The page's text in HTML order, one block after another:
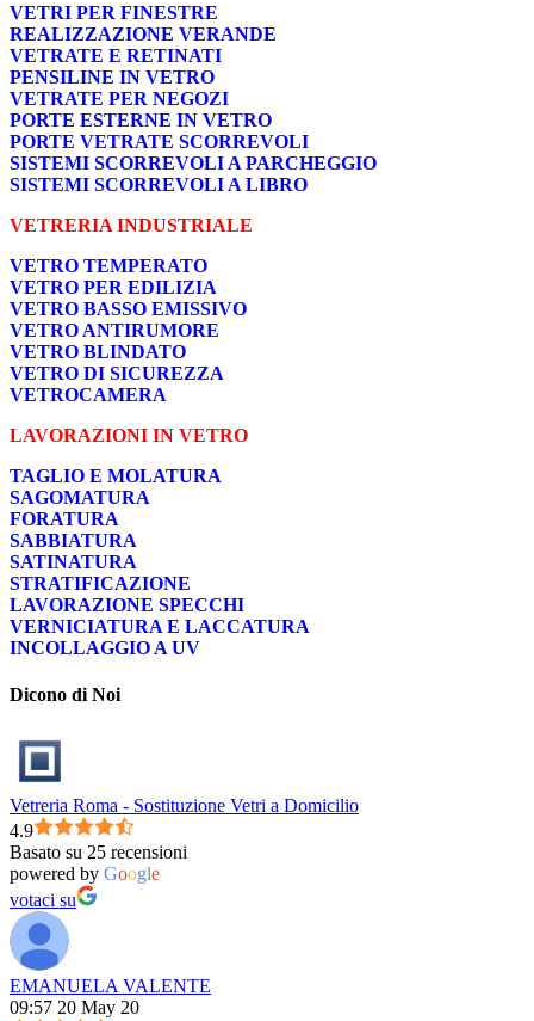
VETRI PER FINESTRE
REALIZZAZIONE VERANDE
VETRATE E RETINATI
PENSILINE IN VETRO
VETRATE PER NEGOZI
PORTE ESTERNE IN VETRO
PORTE VETRATE SCORREVOLI
SISTEMI SCORREVOLI A PARCHEGGIO
SISTEMI SCORREVOLI A LIBRO
VETRERIA INDUSTRIALE
VETRO TEMPERATO
VETRO PER EDILIZIA
VETRO BASSO EMISSIVO
VETRO ANTIRUMORE
VETRO BLINDATO
VETRO DI SICUREZZA
VETROCAMERA
LAVORAZIONI IN VETRO
TAGLIO E MOLATURA
SAGOMATURA
FORATURA
SABBIATURA
SATINATURA
STRATIFICAZIONE
LAVORAZIONE SPECCHI
VERNICIATURA E LACCATURA
INCOLLAGGIO A UV
Dicono di Noi
Vetreria Roma - Sostituzione Vetri a Domicilio
4.9
Basato su 25 recensioni
powered by Google
votaci su
EMANUELA VALENTE
09:57 20 May 20